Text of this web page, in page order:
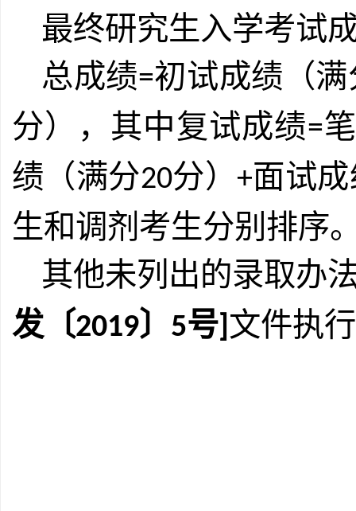
最终研究生入学考试
总成绩=初试成绩（满
分），其中复试成绩=
绩（满分20分）+面试
生和调剂考生分别排序
其他未列出的录取办
发〔2019〕 5号 文件执